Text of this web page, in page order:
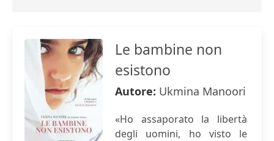
Le bambine non
esistono
Autore: Ukmina Manoori
«Ho assaporato la libertà
degli uomini, ho visto le